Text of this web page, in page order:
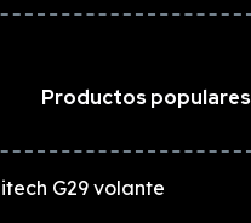
Productos populares
G29 volante